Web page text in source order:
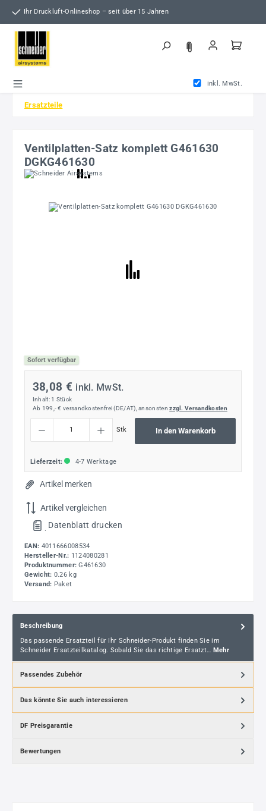
Zum Hauptinhalt springen
Ihr Druckluft-Onlineshop – seit über 15 Jahren
inkl. MwSt.
Ersatzteile
Ventilplatten-Satz komplett G461630
DGKG461630
Bildergalerie überspringen
Sofort verfügbar
38,08 € inkl. MwSt.
Inhalt: 1 Stück
Ab 199,- € versandkostenfrei (DE/AT), ansonstenzzgl. Versandkosten
Stk In den Warenkorb
Lieferzeit: 4-7 Werktage
Artikel merken
Artikel vergleichen
. Datenblatt drucken
EAN: 4011666008534
Hersteller-Nr.: 1124080281
Produktnummer: G461630
Gewicht: 0.26 kg
Versand: Paket
Beschreibung
Das passende Ersatzteil für Ihr Schneider-Produkt finden Sie im
Schneider Ersatzteilkatalog. Sobald Sie das richtige Ersatzt… Mehr
Passendes Zubehör
Das könnte Sie auch interessieren
DF Preisgarantie
Bewertungen